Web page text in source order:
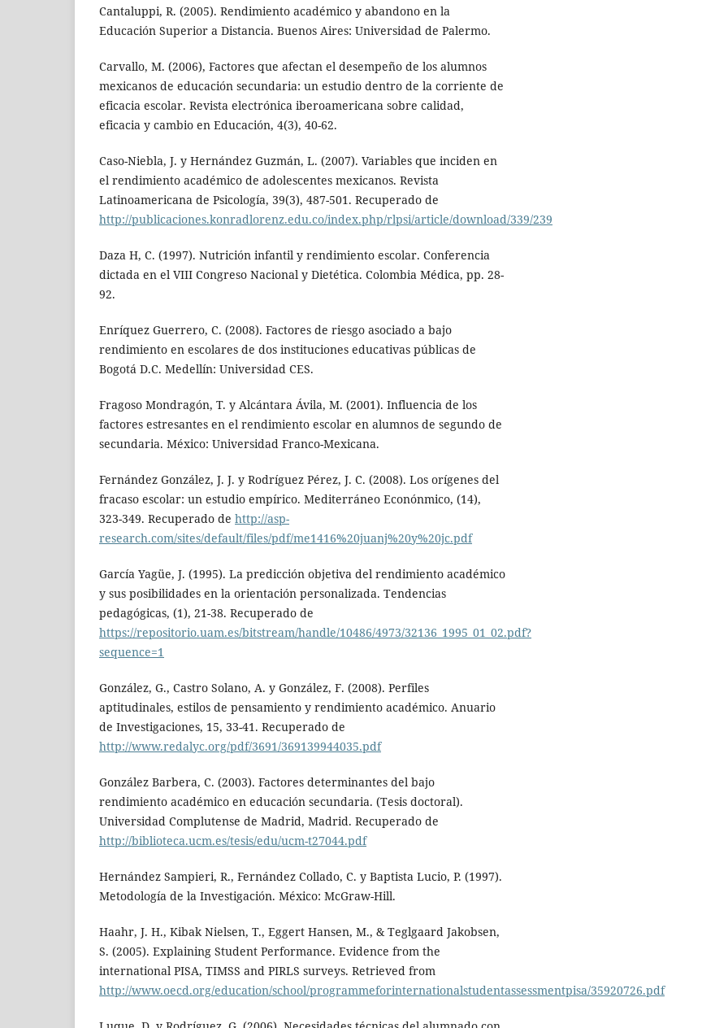
Cantaluppi, R. (2005). Rendimiento académico y abandono en la
Educación Superior a Distancia. Buenos Aires: Universidad de Palermo.
Carvallo, M. (2006), Factores que afectan el desempeño de los alumnos
mexicanos de educación secundaria: un estudio dentro de la corriente de
eficacia escolar. Revista electrónica iberoamericana sobre calidad,
eficacia y cambio en Educación, 4(3), 40-62.
Caso-Niebla, J. y Hernández Guzmán, L. (2007). Variables que inciden en
el rendimiento académico de adolescentes mexicanos. Revista
Latinoamericana de Psicología, 39(3), 487-501. Recuperado de
http://publicaciones.konradlorenz.edu.co/index.php/rlpsi/article/download/339/239
Daza H, C. (1997). Nutrición infantil y rendimiento escolar. Conferencia
dictada en el VIII Congreso Nacional y Dietética. Colombia Médica, pp. 28-
92.
Enríquez Guerrero, C. (2008). Factores de riesgo asociado a bajo
rendimiento en escolares de dos instituciones educativas públicas de
Bogotá D.C. Medellín: Universidad CES.
Fragoso Mondragón, T. y Alcántara Ávila, M. (2001). Influencia de los
factores estresantes en el rendimiento escolar en alumnos de segundo de
secundaria. México: Universidad Franco-Mexicana.
Fernández González, J. J. y Rodríguez Pérez, J. C. (2008). Los orígenes del
fracaso escolar: un estudio empírico. Mediterráneo Econónmico, (14),
323-349. Recuperado de http://asp-
research.com/sites/default/files/pdf/me1416%20juanj%20y%20jc.pdf
García Yagüe, J. (1995). La predicción objetiva del rendimiento académico
y sus posibilidades en la orientación personalizada. Tendencias
pedagógicas, (1), 21-38. Recuperado de
https://repositorio.uam.es/bitstream/handle/10486/4973/32136_1995_01_02.pdf?
sequence=1
González, G., Castro Solano, A. y González, F. (2008). Perfiles
aptitudinales, estilos de pensamiento y rendimiento académico. Anuario
de Investigaciones, 15, 33-41. Recuperado de
http://www.redalyc.org/pdf/3691/369139944035.pdf
González Barbera, C. (2003). Factores determinantes del bajo
rendimiento académico en educación secundaria. (Tesis doctoral).
Universidad Complutense de Madrid, Madrid. Recuperado de
http://biblioteca.ucm.es/tesis/edu/ucm-t27044.pdf
Hernández Sampieri, R., Fernández Collado, C. y Baptista Lucio, P. (1997).
Metodología de la Investigación. México: McGraw-Hill.
Haahr, J. H., Kibak Nielsen, T., Eggert Hansen, M., & Teglgaard Jakobsen,
S. (2005). Explaining Student Performance. Evidence from the
international PISA, TIMSS and PIRLS surveys. Retrieved from
http://www.oecd.org/education/school/programmeforinternationalstudentassessmentpisa/35920726.pdf